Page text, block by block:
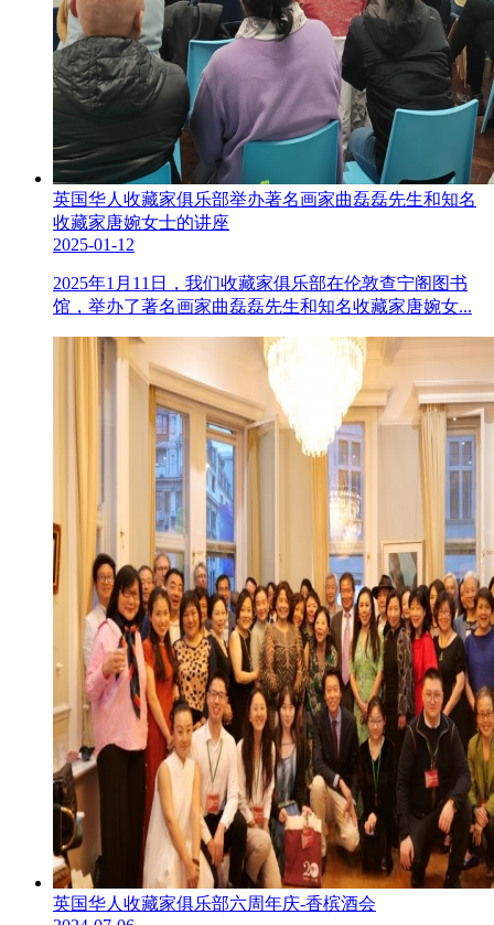
英国华人收藏家俱乐部举办著名画家曲磊磊先生和知名
收藏家唐婉女士的讲座
2025-01-12
2025年1月11日，我们收藏家俱乐部在伦敦查宁阁图书
馆，举办了著名画家曲磊磊先生和知名收藏家唐婉女...
英国华人收藏家俱乐部六周年庆-香槟酒会